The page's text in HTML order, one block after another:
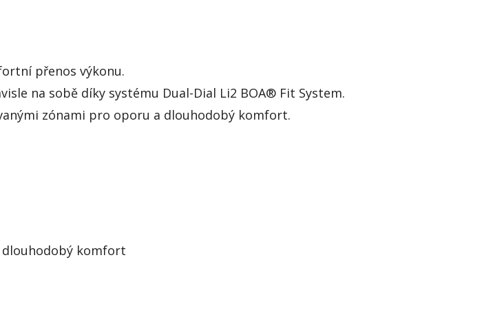
přenos výkonu.
na sobě díky systému Dual-Dial Li2 BOA® Fit System.
zónami pro oporu a dlouhodobý komfort.
dlouhodobý komfort